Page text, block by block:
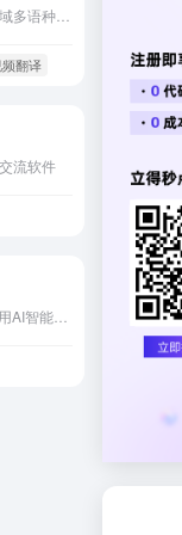
阿里巴巴达摩院推出的多领域多语种的在线机器翻译
翻译
流软件
一款AI翻译浏览器插件，采用AI智能翻译，你的专属 AI 翻译专家。会译沉浸式的帮你翻译网上的任何语言内容。